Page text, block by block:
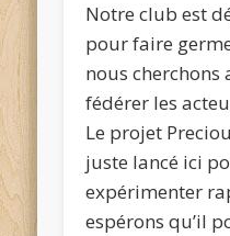
Notre club est
pour faire
nous cherchons
fédérer les
Le projet
juste lancé ici
expérimenter
espérons qu’il